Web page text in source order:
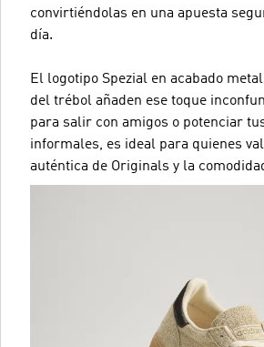
convirtiéndolas en una apuesta
día.
El logotipo Spezial en acabado
del trébol añaden ese toque
para salir con amigos o potenciar
informales, es ideal para quienes
auténtica de Originals y la